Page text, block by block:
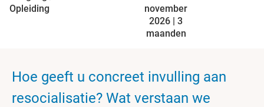
Opleiding
november
2026 | 3
maanden
Hoe geeft u concreet invulling aan
resocialisatie? Wat verstaan we